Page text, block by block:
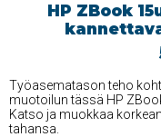
HP ZBook
Työasematason teho
muotoilun tässä HP
Katso ja muokkaa
tahansa.